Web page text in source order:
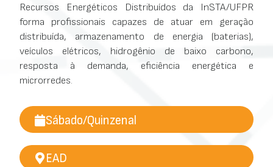
Recursos Energéticos Distribuídos da InSTA/UFPR
forma profissionais capazes de atuar em geração
distribuída, armazenamento de energia (baterias),
veículos elétricos, hidrogênio de baixo carbono,
resposta à demanda, eficiência energética e
microrredes.
Sábado/Quinzenal
EAD